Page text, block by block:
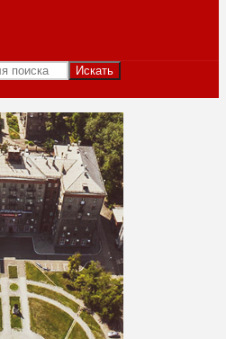
Искать